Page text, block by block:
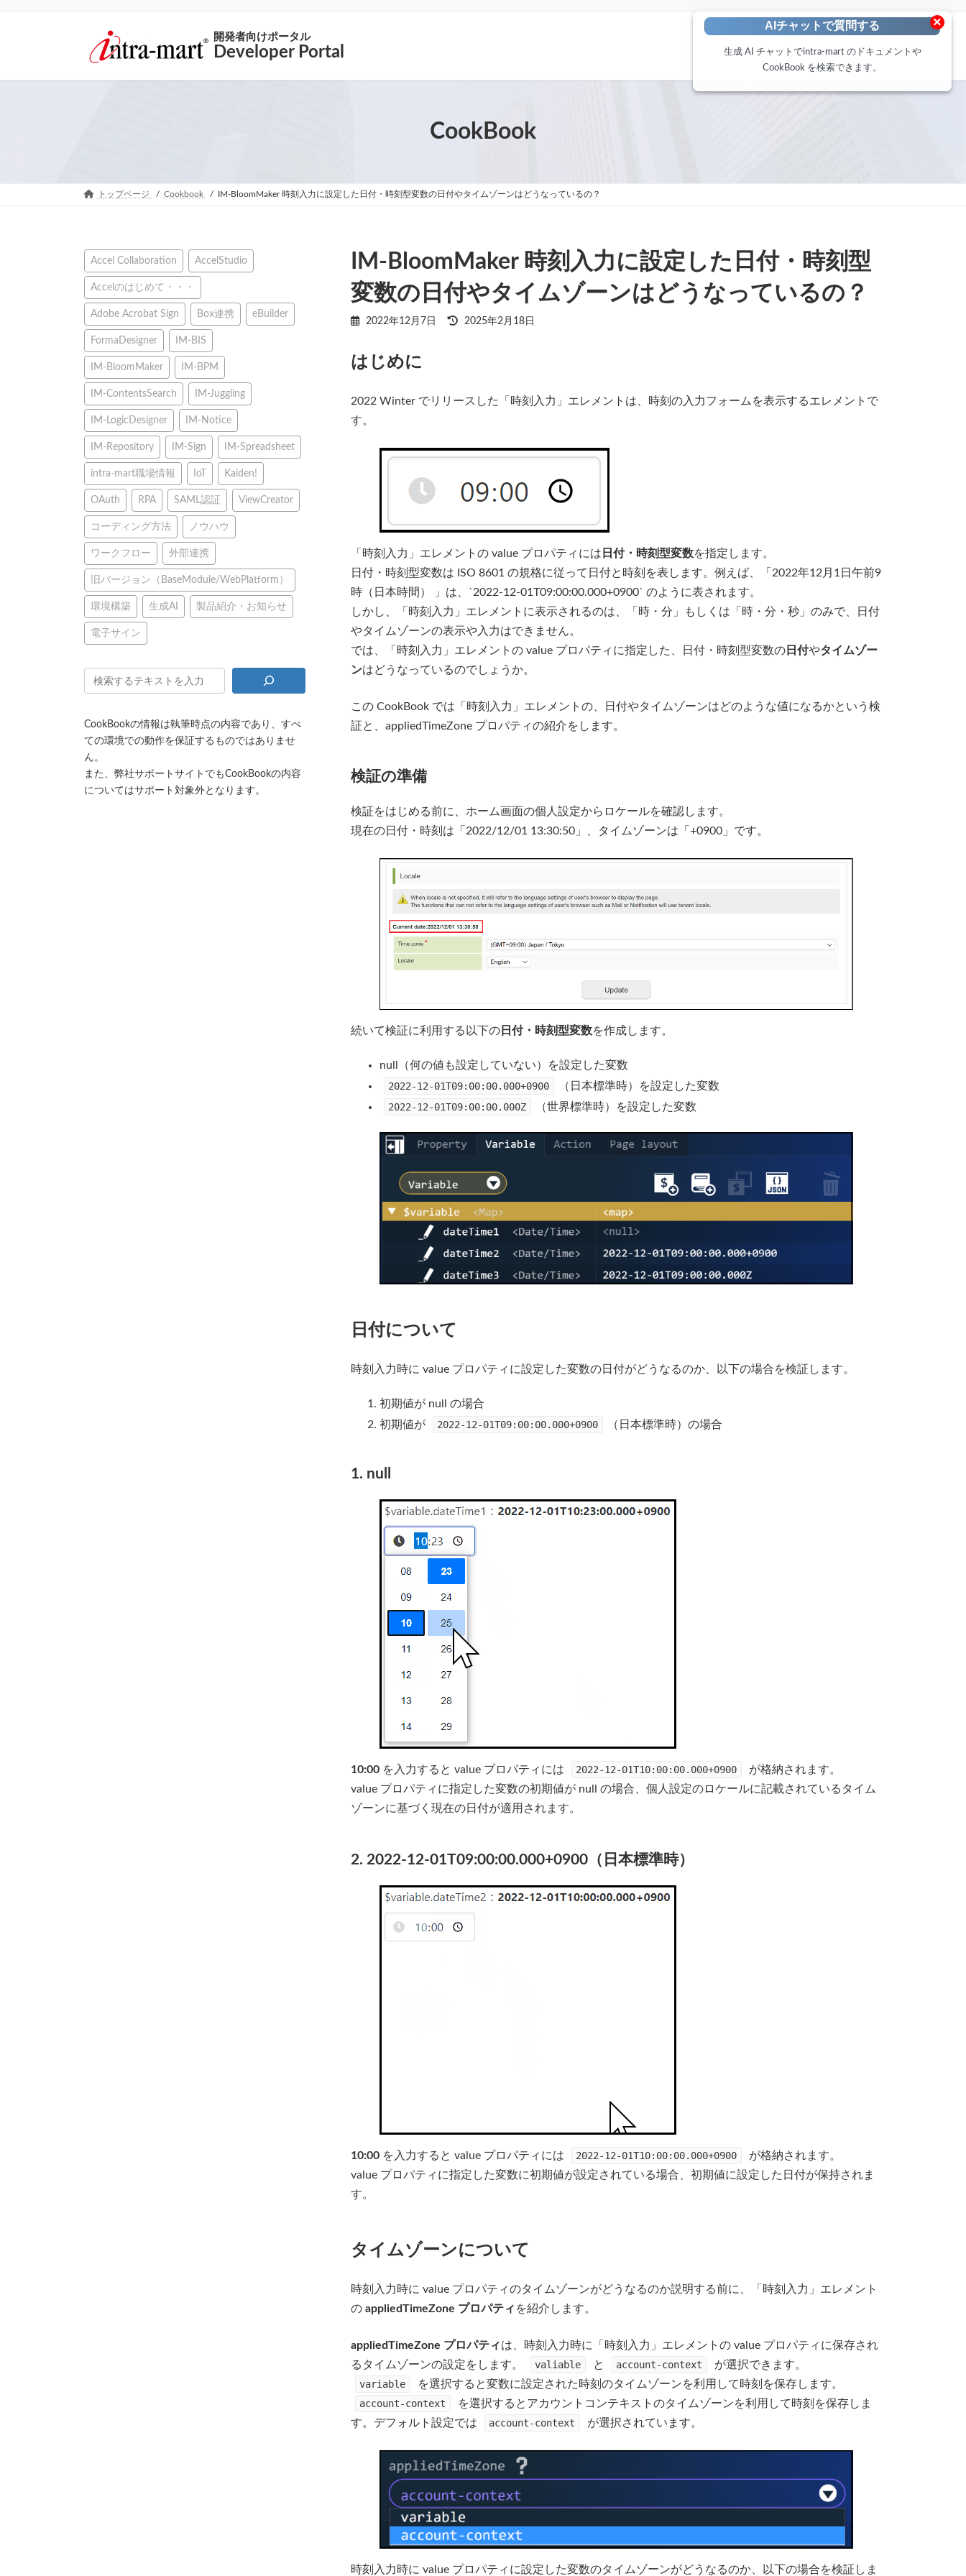
AIチャットで質問する
生成 AI チャットでintra-mart のドキュメントや
CookBook を検索できます。
×
開発者向けポータル
Developer Portal
CookBook
トップページ Cookbook IM-BloomMaker 時刻入力に設定した日付・時刻型変数の日付やタイムゾーンはどうなっているの？
IM-BloomMaker 時刻入力に設定した日付・時刻型
変数の日付やタイムゾーンはどうなっているの？
2022年12月7日
最
:
2025年2月18日
はじめに
2022 Winter でリリースした「時刻入力」エレメントは、時刻の入力フォームを表示するエレメントで
す。
「時刻入力」エレメントの value プロパティには 日付・時刻型変数を指定します。
日付・時刻型変数は ISO 8601 の規格に従って日付と時刻を表します。例えば、「2022年12月1日午前9
時（日本時間） 」は、`2022-12-01T09:00:00.000+0900` のように表されます。
しかし、「時刻入力」エレメントに表示されるのは、「時・分」もしくは「時・分・秒」のみで、日付
やタイムゾーンの表示や入力はできません。
では、「時刻入力」エレメントの value プロパティに指定した、日付・時刻型変数の日付やタイムゾー
ンはどうなっているのでしょうか。
この CookBook では「時刻入力」エレメントの、日付やタイムゾーンはどのような値になるかという検
証と、appliedTimeZone プロパティの紹介をします。
検証の準備
検証をはじめる前に、ホーム画面の個人設定からロケールを確認します。
現在の日付・時刻は「2022/12/01 13:30:50」、タイムゾーンは「+0900」です。
続いて検証に利用する以下の日付・時刻型変数を作成します。
null（何の値も設定していない）を設定した変数
2022-12-01T09:00:00.000+0900
（日本標準時）を設定した変数
2022-12-01T09:00:00.000Z
（世界標準時）を設定した変数
日付について
時刻入力時に value プロパティに設定した変数の日付がどうなるのか、以下の場合を検証します。
初期値が null の場合
初期値が
2022-12-01T09:00:00.000+0900 （日本標準時）の場合
1. null
10:00を入力すると value プロパティには 2022-12-01T10:00:00.000+0900
が格納されます。
value プロパティに指定した変数の初期値が null の場合、個人設定のロケールに記載されているタイム
ゾーンに基づく現在の日付が適用されます。
2. 2022-12-01T09:00:00.000+0900（日本標準時）
10:00を入力すると value プロパティには 2022-12-01T10:00:00.000+0900
が格納されます。
value プロパティに指定した変数に初期値が設定されている場合、初期値に設定した日付が保持されま
す。
タイムゾーンについて
時刻入力時に value プロパティのタイムゾーンがどうなるのか説明する前に、「時刻入力」エレメント
の appliedTimeZone プロパティ を紹介します。
appliedTimeZone プロパティは、時刻入力時に「時刻入力」エレメントの value プロパティに保存され
るタイムゾーンの設定をします。
valiable と account-context
が選択できます。
variable
を選択すると変数に設定された時刻のタイムゾーンを利用して時刻を保存します。
account-context
を選択するとアカウントコンテキストのタイムゾーンを利用して時刻を保存しま
す。デフォルト設定では
account-context が選択されています。
時刻入力時に value プロパティに設定した変数のタイムゾーンがどうなるのか、以下の場合を検証しま
Accel Collaboration AccelStudio
Accelのはじめて・・・
Adobe Acrobat Sign Box連携 eBuilder
FormaDesigner IM-BIS
IM-BloomMaker IM-BPM
IM-ContentsSearch IM-Juggling
IM-LogicDesigner IM-Notice
IM-Repository IM-Sign IM-Spreadsheet
intra-mart職場情報 IoT Kaiden!
OAuth RPA SAML認証 ViewCreator
コーディング方法 ノウハウ
ワークフロー 外部連携
旧バージョン（BaseModule/WebPlatform）
環境構築 生成AI 製品紹介・お知らせ
電子サイン
CookBookの情報は執筆時点の内容であり、すべ
ての環境での動作を保証するものではありませ
ん。
また、弊社サポートサイトでもCookBookの内容
についてはサポート対象外となります。